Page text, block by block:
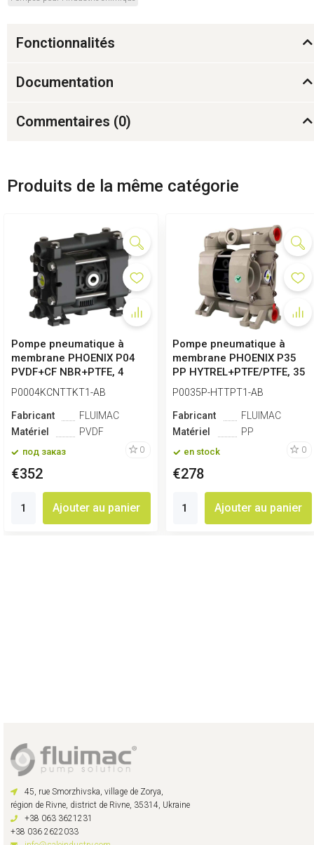
Fonctionnalités
Documentation
Commentaires (0)
Produits de la même catégorie
Pompe pneumatique à
membrane PHOENIX P04
PVDF+CF NBR+PTFE, 4
l/min
P0004KCNTTKT1-AB
Fabricant
FLUIMAC
Matériel
PVDF
под заказ 0
€352
Ajouter au panier
Pompe pneumatique à
membrane PHOENIX P35
PP HYTREL+PTFE/PTFE, 35
l/min
P0035P-HTTPT1-AB
Fabricant
FLUIMAC
Matériel
PP
en stock 0
€278
Ajouter au panier
45, rue Smorzhivska, village de Zorya,
région de Rivne, district de Rivne, 35314, Ukraine
+38 063 3621231
+38 036 2622033